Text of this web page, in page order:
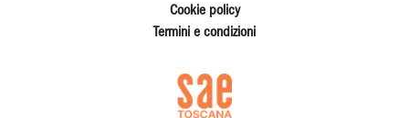
Cookie policy
Termini e condizioni